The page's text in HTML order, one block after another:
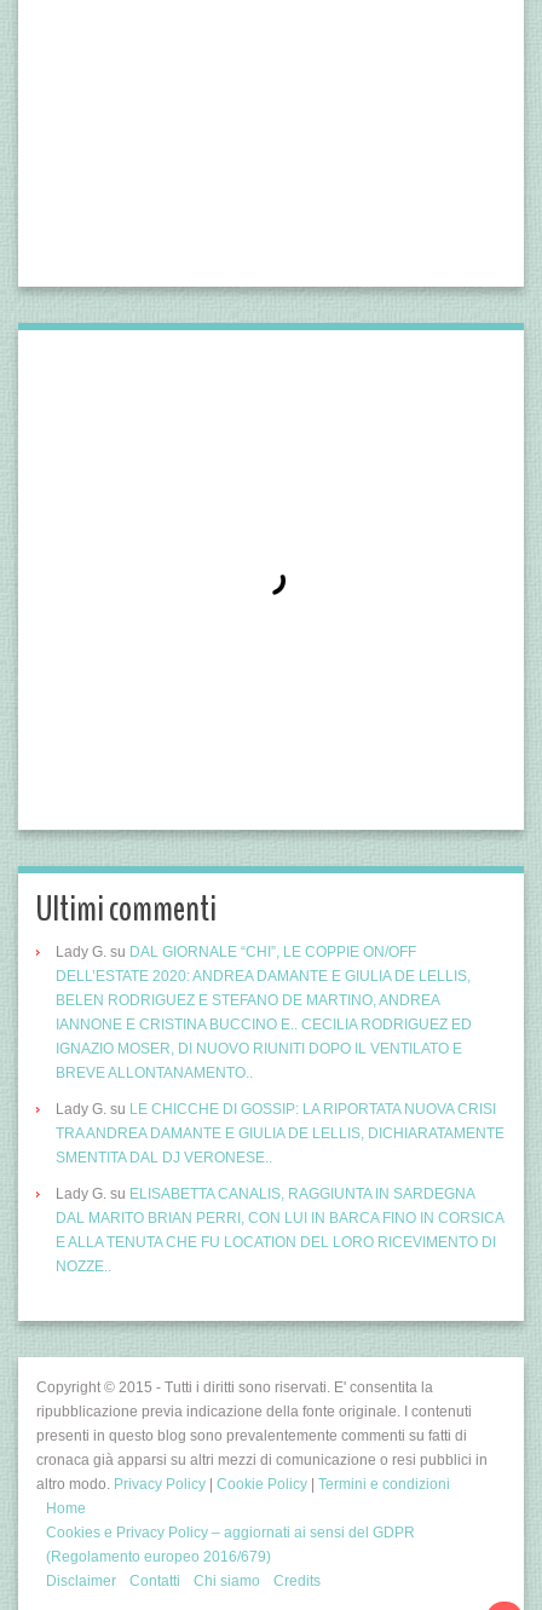
Ultimi commenti
Lady G. su DAL GIORNALE “CHI”, LE COPPIE ON/OFF
DELL’ESTATE 2020: ANDREA DAMANTE E GIULIA DE LELLIS,
BELEN RODRIGUEZ E STEFANO DE MARTINO, ANDREA
IANNONE E CRISTINA BUCCINO E.. CECILIA RODRIGUEZ ED
IGNAZIO MOSER, DI NUOVO RIUNITI DOPO IL VENTILATO E
BREVE ALLONTANAMENTO..
Lady G. su LE CHICCHE DI GOSSIP: LA RIPORTATA NUOVA CRISI
TRA ANDREA DAMANTE E GIULIA DE LELLIS, DICHIARATAMENTE
SMENTITA DAL DJ VERONESE..
Lady G. su ELISABETTA CANALIS, RAGGIUNTA IN SARDEGNA
DAL MARITO BRIAN PERRI, CON LUI IN BARCA FINO IN CORSICA
E ALLA TENUTA CHE FU LOCATION DEL LORO RICEVIMENTO DI
NOZZE..
Copyright © 2015 - Tutti i diritti sono riservati. E' consentita la
ripubblicazione previa indicazione della fonte originale. I contenuti
presenti in questo blog sono prevalentemente commenti su fatti di
cronaca già apparsi su altri mezzi di comunicazione o resi pubblici in
altro modo. Privacy Policy | Cookie Policy | Termini e condizioni
Home
Cookies e Privacy Policy – aggiornati ai sensi del GDPR
(Regolamento europeo 2016/679)
Disclaimer
Contatti Chi siamo Credits